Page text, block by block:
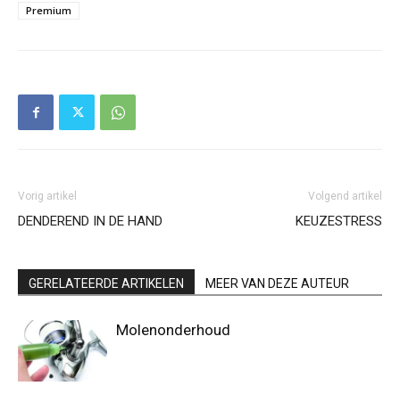
Premium
Vorig artikel
DENDEREND IN DE HAND
Volgend artikel
KEUZESTRESS
GERELATEERDE ARTIKELEN MEER VAN DEZE AUTEUR
Molenonderhoud